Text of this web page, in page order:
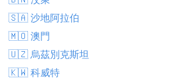
75%
1.1 mm
🇸🇦 沙地阿拉伯
🇲🇴 澳門
🇺🇿 烏茲別克斯坦
🇰🇼 科威特